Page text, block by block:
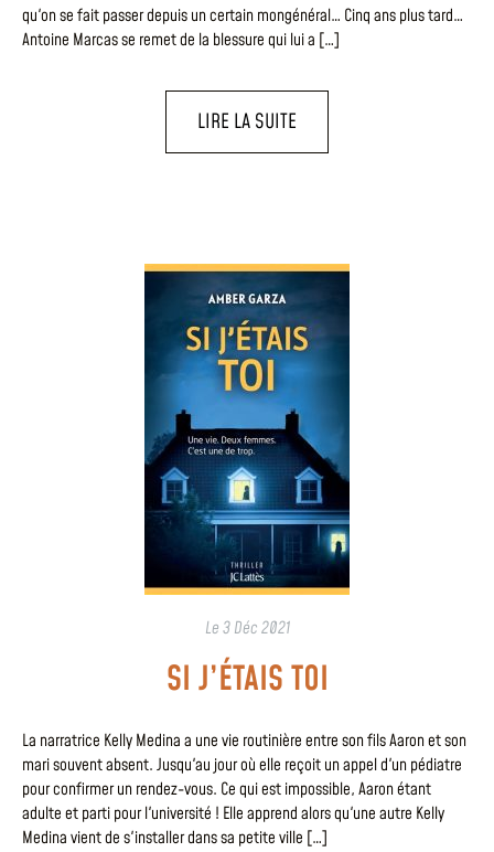
qu'on se fait passer depuis un certain mongénéral… Cinq ans plus tard…
Antoine Marcas se remet de la blessure qui lui a […]
LIRE LA SUITE
Le3 Déc 2021
SI J’ÉTAIS TOI
La narratrice Kelly Medina a une vie routinière entre son fils Aaron et son
mari souvent absent. Jusqu'au jour où elle reçoit un appel d'un pédiatre
pour confirmer un rendez-vous. Ce qui est impossible, Aaron étant
adulte et parti pour l'université ! Elle apprend alors qu'une autre Kelly
Medina vient de s'installer dans sa petite ville […]